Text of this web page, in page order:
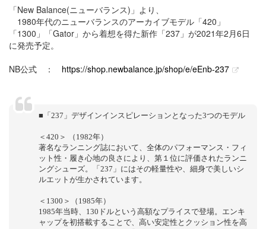
「New Balance(ニューバランス)」より、
1980年代のニューバランスのアーカイブモデル「420」
「1300」「Gator」から着想を得た新作「237」が2021年2月6日
に発売予定。
NB公式 ： https://shop.newbalance.jp/shop/e/eEnb-237
■「237」デザインインスピレーションとなった3つのモデル
＜420＞ （1982年）
著名なランニング誌において、全体のパフォーマンス・フィ
ット性・履き心地の良さにより、第１位に評価されたランニ
ングシューズ。「237」にはその軽量性や、細身で美しいシ
ルエットが生かされています。
＜1300＞（1985年）
1985年当時、130ドルという高額なプライスで登場。エンキ
ャップを初搭載することで、高い安定性とクッション性を高